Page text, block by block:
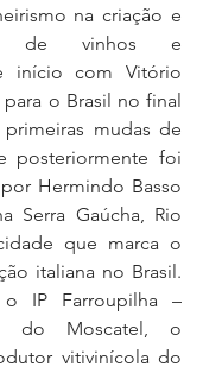
na criação e
de vinhos e
início com Vitório
o Brasil no final
mudas de
posteriormente foi
Hermindo Basso
Serra Gaúcha, Rio
que marca o
italiana no Brasil.
IP Farroupilha –
do Moscatel, o
vitivinícola do